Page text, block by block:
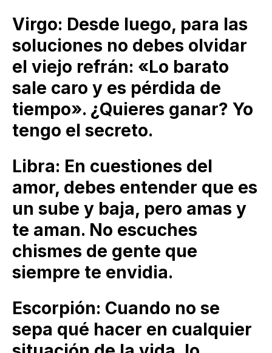
Virgo: Desde luego, para las
soluciones no debes olvidar
el viejo refrán: «Lo barato
sale caro y es pérdida de
tiempo». ¿Quieres ganar? Yo
tengo el secreto.
Libra: En cuestiones del
amor, debes entender que es
un sube y baja, pero amas y
te aman. No escuches
chismes de gente que
siempre te envidia.
Escorpión: Cuando no se
sepa qué hacer en cualquier